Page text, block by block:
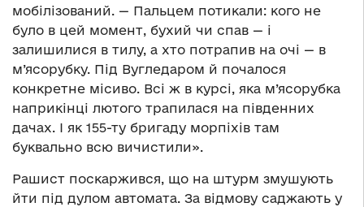
мобілізований. — Пальцем потикали: кого не
було в цей момент, бухий чи спав — і
залишилися в тилу, а хто потрапив на очі — в
м’ясорубку. Під Вугледаром й почалося
конкретне місиво. Всі ж в курсі, яка м’ясорубка
наприкінці лютого трапилася на південних
дачах. І як 155-ту бригаду морпіхів там
буквально всю вичистили».
Рашист поскаржився, що на штурм змушують
йти під дулом автомата. За відмову саджають у